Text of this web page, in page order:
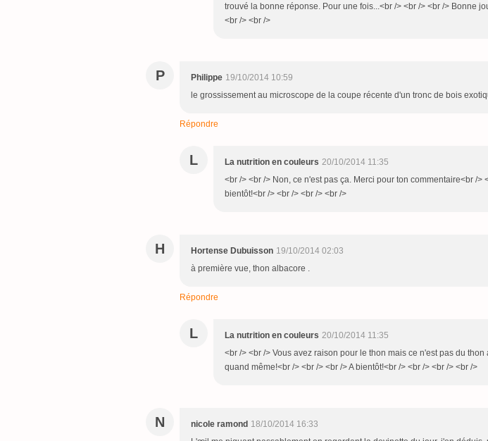
trouvé la bonne réponse. Pour une fois...<br /> <br /> <br /> Bonne
<br /> <br />
P Philippe 19/10/2014 10:59
le grossissement au microscope de la coupe récente d'un tronc de bois
Répondre
L La nutrition en couleurs 20/10/2014 11:35
<br /> <br /> Non, ce n'est pas ça. Merci pour ton commentaire<br />
bientôt!<br /> <br /> <br /> <br />
H Hortense Dubuisson 19/10/2014 02:03
à première vue, thon albacore .
Répondre
L La nutrition en couleurs 20/10/2014 11:35
<br /> <br /> Vous avez raison pour le thon mais ce n'est pas du thon
quand même!<br /> <br /> <br /> A bientôt!<br /> <br /> <br /> <br />
N nicole ramond 18/10/2014 16:33